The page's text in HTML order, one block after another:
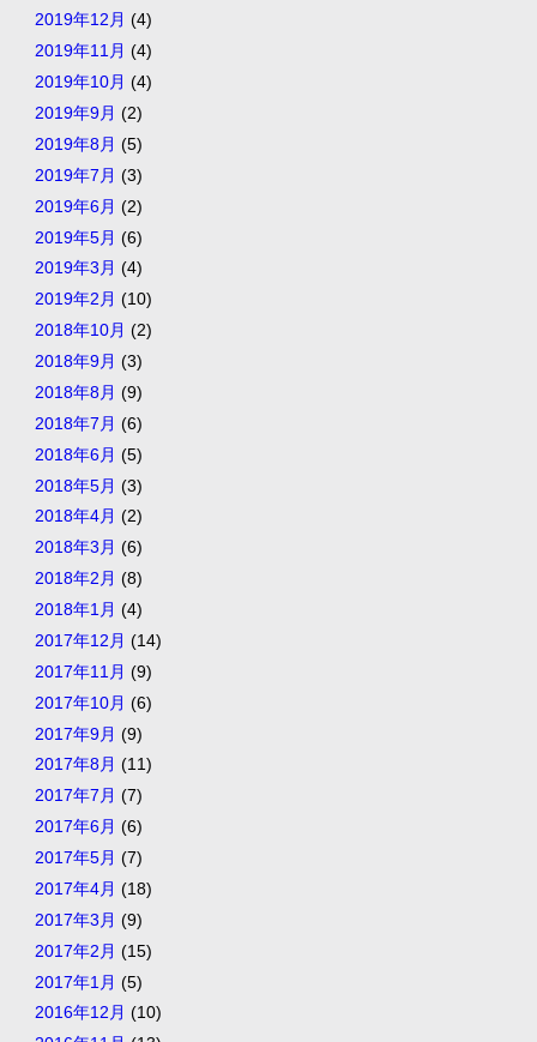
2019年12月 (4)
2019年11月 (4)
2019年10月 (4)
2019年9月 (2)
2019年8月 (5)
2019年7月 (3)
2019年6月 (2)
2019年5月 (6)
2019年3月 (4)
2019年2月 (10)
2018年10月 (2)
2018年9月 (3)
2018年8月 (9)
2018年7月 (6)
2018年6月 (5)
2018年5月 (3)
2018年4月 (2)
2018年3月 (6)
2018年2月 (8)
2018年1月 (4)
2017年12月 (14)
2017年11月 (9)
2017年10月 (6)
2017年9月 (9)
2017年8月 (11)
2017年7月 (7)
2017年6月 (6)
2017年5月 (7)
2017年4月 (18)
2017年3月 (9)
2017年2月 (15)
2017年1月 (5)
2016年12月 (10)